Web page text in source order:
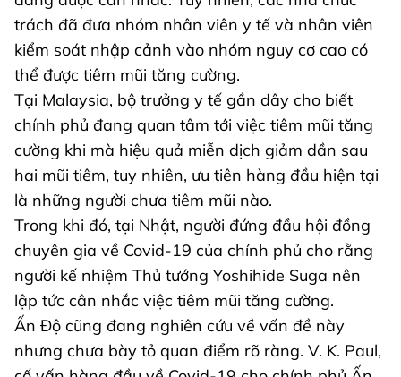
trách đã đưa nhóm nhân viên y tế và nhân viên
kiểm soát nhập cảnh vào nhóm nguy cơ cao có
thể được tiêm mũi tăng cường.
Tại Malaysia, bộ trưởng y tế gần dây cho biết
chính phủ đang quan tâm tới việc tiêm mũi tăng
cường khi mà hiệu quả miễn dịch giảm dần sau
hai mũi tiêm, tuy nhiên, ưu tiên hàng đầu hiện tại
là những người chưa tiêm mũi nào.
Trong khi đó, tại Nhật, người đứng đầu hội đồng
chuyên gia về Covid-19 của chính phủ cho rằng
người kế nhiệm Thủ tướng Yoshihide Suga nên
lập tức cân nhắc việc tiêm mũi tăng cường.
Ấn Độ cũng đang nghiên cứu về vấn đề này
nhưng chưa bày tỏ quan điểm rõ ràng. V. K. Paul,